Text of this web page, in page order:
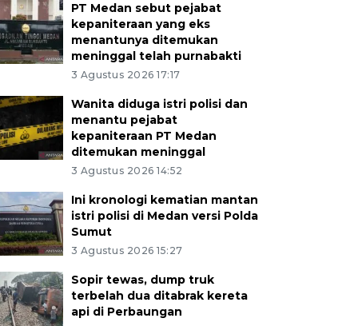
PT Medan sebut pejabat
kepaniteraan yang eks
menantunya ditemukan
meninggal telah purnabakti
3 Agustus 2026 17:17
Wanita diduga istri polisi dan
menantu pejabat
kepaniteraan PT Medan
ditemukan meninggal
3 Agustus 2026 14:52
Ini kronologi kematian mantan
istri polisi di Medan versi Polda
Sumut
3 Agustus 2026 15:27
Sopir tewas, dump truk
terbelah dua ditabrak kereta
api di Perbaungan